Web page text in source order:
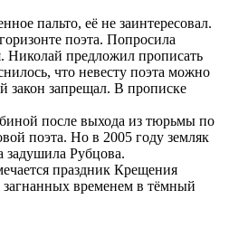
пальто, её не заинтересовал.
поэта. Попросила
Николай предложил прописать
что невесту поэта можно
закон запрещал. В прописке
после выхода из тюрьмы по
поэта. Но в 2005 году земляк
задушила Рубцова.
праздник Крещения
загнанных временем в тёмный